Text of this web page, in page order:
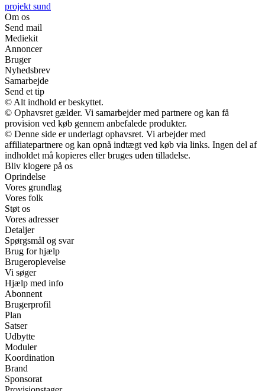
projekt sund
Om os
Send mail
Mediekit
Annoncer
Bruger
Nyhedsbrev
Samarbejde
Send et tip
© Alt indhold er beskyttet.
© Ophavsret gælder. Vi samarbejder med partnere og kan få
provision ved køb gennem anbefalede produkter.
© Denne side er underlagt ophavsret. Vi arbejder med
affiliatepartnere og kan opnå indtægt ved køb via links. Ingen del af
indholdet må kopieres eller bruges uden tilladelse.
Bliv klogere på os
Oprindelse
Vores grundlag
Vores folk
Støt os
Vores adresser
Detaljer
Spørgsmål og svar
Brug for hjælp
Brugeroplevelse
Vi søger
Hjælp med info
Abonnent
Brugerprofil
Plan
Satser
Udbytte
Moduler
Koordination
Brand
Sponsorat